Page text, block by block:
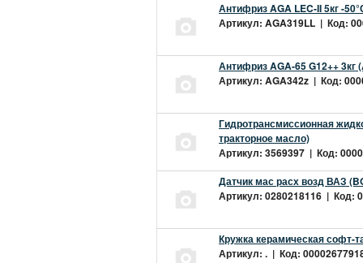
Антифриз AGA LEC-II 5кг -
Артикул: AGA319LL | Код:
Антифриз AGA-65 G12++ 3кг
Артикул: AGA342z | Код:
Гидротрансмиссионная
тракторное масло)
Артикул: 3569397 | Код:
Датчик мас расх возд ВАЗ
Артикул: 0280218116 | Код:
Кружка керамическая софт-
Артикул: . | Код: